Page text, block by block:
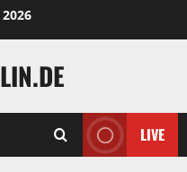
LIVE